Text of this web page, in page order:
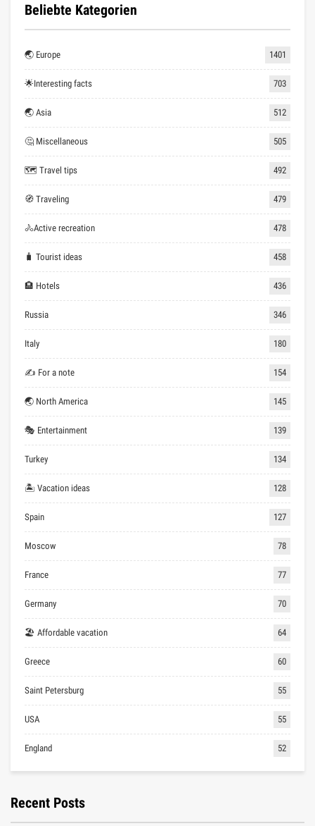
Beliebte Kategorien
🌏 Europe 1401
🌟Interesting facts 703
🌏 Asia 512
🤔 Miscellaneous 505
🗺 Travel tips 492
🧭 Traveling 479
🚴Active recreation 478
🧳 Tourist ideas 458
🏨 Hotels 436
Russia 346
Italy 180
✍ For a note 154
🌏 North America 145
🎭 Entertainment 139
Turkey 134
🏝 Vacation ideas 128
Spain 127
Moscow 78
France 77
Germany 70
🏖 Affordable vacation 64
Greece 60
Saint Petersburg 55
USA 55
England 52
Recent Posts